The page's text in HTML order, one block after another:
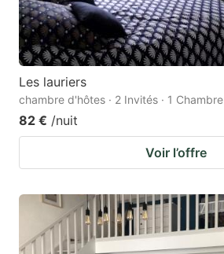
Les lauriers
chambre d'hôtes · 2 Invités · 1 Chambre
82 € /nuit
Voir l’offre